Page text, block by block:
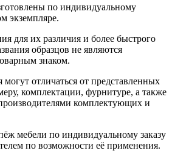
по индивидуальному
экземпляре.
для их различия и более быстрого
образцов не являются
знаком.
отличаться от представленных
комплектации, фурнитуре, а также
комплектующих и
мебели по индивидуальному заказу
по возможности её применения.